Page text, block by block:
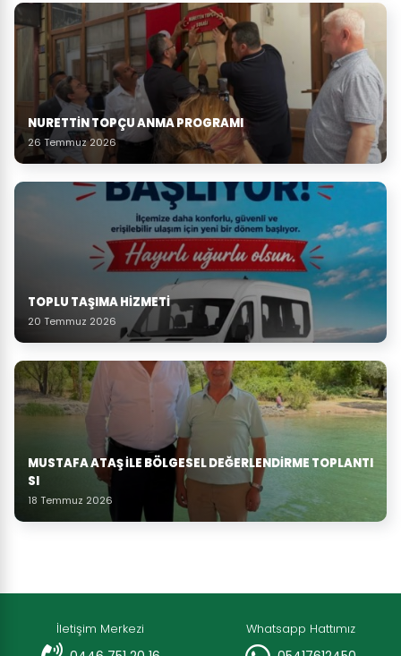
NURETTIN TOPÇU ANMA PROGRAMI
26 Temmuz 2026
TOPLU TAŞIMA HIZMETI
20 Temmuz 2026
MUSTAFA ATAŞ İLE BÖLGESEL DEĞERLENDIRME TOPLANTI
SI
18 Temmuz 2026
İletişim Merkezi Whatsapp Hattımız